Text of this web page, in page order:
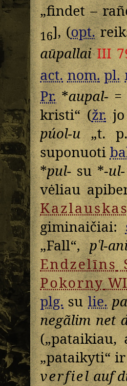
„findet –
16], (opt.
aūpallai III
act. nom. pl.
Pr.*aupal-
kristi“ (žr.jo
púol-u„t.
suponuoti
*pul-su *-ul-
vėliau
giminaičiai:
„Fall“,pʿl-
Endzelīns
Pokorny
plg.sulie.
negãlim net
(„pataikiau,
„pataikyti“
verfielauf